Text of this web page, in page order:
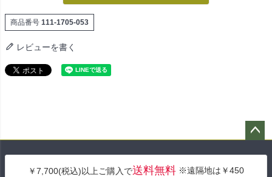
商品番号 111-1705-053
レビューを書く
￥7,700(税込)以上ご購入で送料無料 ※遠隔地は￥450